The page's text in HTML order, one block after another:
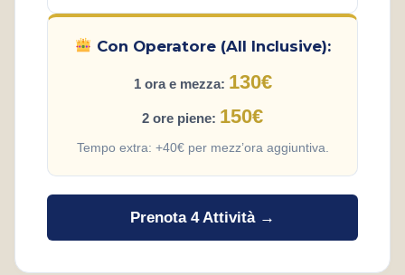
Con Operatore (All Inclusive):
1 ora e mezza: 130€
2 ore piene: 150€
Tempo extra: +40€ per mezz’ora aggiuntiva.
Prenota 4 Attività →